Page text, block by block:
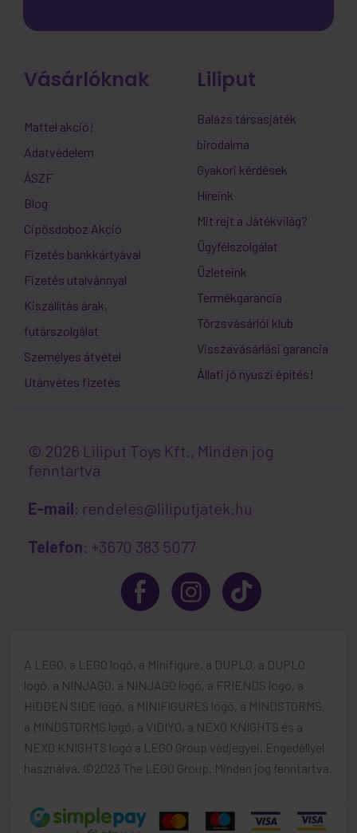
Vásárlóknak
Mattel akció!
Adatvédelem
ÁSZF
Blog
Cipősdoboz Akció
Fizetés bankkártyával
Fizetés utalvánnyal
Kiszállítás árak,
futárszolgálat
Személyes átvétel
Utánvétes fizetés
Liliput
Balázs társasjáték
birodalma
Gyakori kérdések
Híreink
Mit rejt a Játékvilág?
Ügyfélszolgálat
Üzleteink
Termékgarancia
Törzsvásárlói klub
Visszavásárlási garancia
Állati jó nyuszi építés!
© 2026 Liliput Toys Kft., Minden jog
fenntartva
E-mail: rendeles@liliputjatek.hu
Telefon: +3670 383 5077
A LEGO, a LEGO logó, a Minifigure, a DUPLO, a DUPLO
logó, a NINJAGO, a NINJAGO logó, a FRIENDS logó, a
HIDDEN SIDE logó, a MINIFIGURES logó, a MINDSTORMS,
a MINDSTORMS logó, a VIDIYO, a NEXO KNIGHTS és a
NEXO KNIGHTS logó a LEGO Group védjegyei. Engedéllyel
használva. ©2023 The LEGO Group. Minden jog fenntartva.